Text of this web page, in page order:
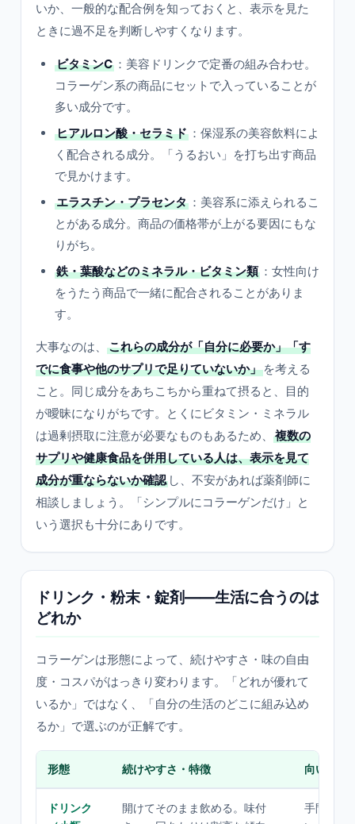
いか、一般的な配合例を知っておくと、表示を見た
ときに過不足を判断しやすくなります。
ビタミンC ：美容ドリンクで定番の組み合わせ。
コラーゲン系の商品にセットで入っていることが
多い成分です。
ヒアルロン酸・セラミド ：保湿系の美容飲料によ
く配合される成分。「うるおい」を打ち出す商品
で見かけます。
エラスチン・プラセンタ ：美容系に添えられるこ
とがある成分。商品の価格帯が上がる要因にもな
りがち。
鉄・葉酸などのミネラル・ビタミン類 ：女性向け
をうたう商品で一緒に配合されることがありま
す。
大事なのは、
これらの成分が「自分に必要か」「す
でに食事や他のサプリで足りていないか」 を考える
こと。同じ成分をあちこちから重ねて摂ると、目的
が曖昧になりがちです。とくにビタミン・ミネラル
は過剰摂取に注意が必要なものもあるため、
複数の
サプリや健康食品を併用している人は、表示を見て
成分が重ならないか確認 し、不安があれば薬剤師に
相談しましょう。「シンプルにコラーゲンだけ」と
いう選択も十分にありです。
ドリンク・粉末・錠剤——生活に合うのは
どれか
コラーゲンは形態によって、続けやすさ・味の自由
度・コスパがはっきり変わります。「どれが優れて
いるか」ではなく、「自分の生活のどこに組み込め
るか」で選ぶのが正解です。
形態 続けやすさ・特徴 向いてい
ドリンク
開けてそのまま飲める。味付
手間をか